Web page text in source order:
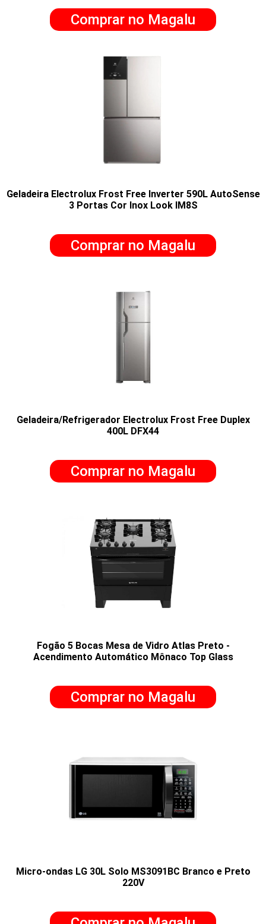
Comprar no Magalu
Geladeira Electrolux Frost Free Inverter 590L AutoSense
3 Portas Cor Inox Look IM8S
Comprar no Magalu
Geladeira/Refrigerador Electrolux Frost Free Duplex
400L DFX44
Comprar no Magalu
Fogão 5 Bocas Mesa de Vidro Atlas Preto -
Acendimento Automático Mônaco Top Glass
Comprar no Magalu
Micro-ondas LG 30L Solo MS3091BC Branco e Preto
220V